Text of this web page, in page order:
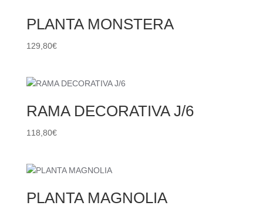
PLANTA MONSTERA
129,80€
RAMA DECORATIVA J/6
118,80€
PLANTA MAGNOLIA